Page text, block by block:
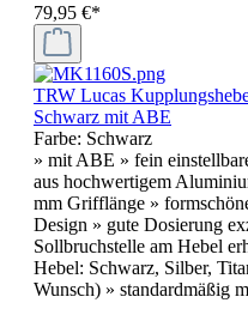
79,95 €*
TRW Lucas
Schwarz mit ABE
Farbe: Schwarz
» mit ABE » fein
aus hochwertigem
mm Grifflänge »
Design » gute Dosierung
Sollbruchstelle am Hebel
Hebel: Schwarz, Silber,
Wunsch) » standardmäßig